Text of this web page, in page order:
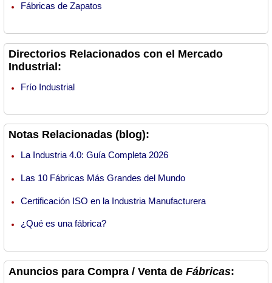
Fábricas de Zapatos
Directorios Relacionados con el Mercado
Industrial:
Frío Industrial
Notas Relacionadas (blog):
La Industria 4.0: Guía Completa 2026
Las 10 Fábricas Más Grandes del Mundo
Certificación ISO en la Industria Manufacturera
¿Qué es una fábrica?
Anuncios para Compra / Venta de Fábricas: